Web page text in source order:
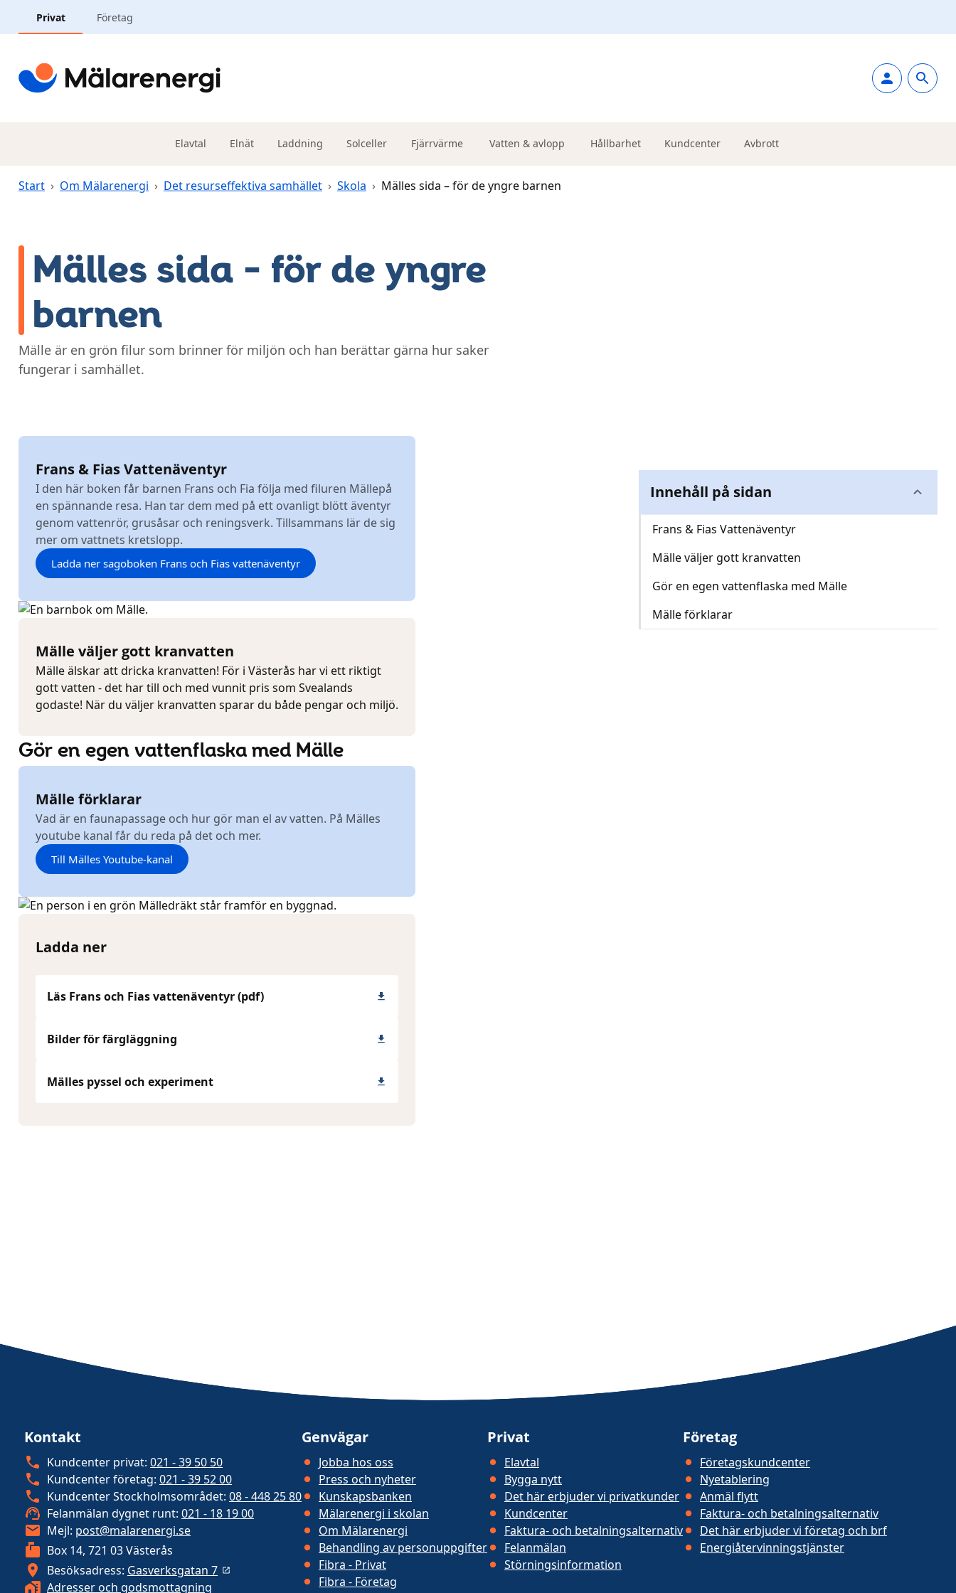
Privat Företag
Elavtal Elnät Laddning Solceller Fjärrvärme Vatten & avlopp Hållbarhet Kundcenter Avbrott
Start › Om Mälarenergi › Det resurseffektiva samhället › Skola › Mälles sida – för de yngre barnen
Mälles sida – för de yngre
barnen
Mälle är en grön filur som brinner för miljön och han berättar gärna hur saker
fungerar i samhället.
Innehåll på sidan
Frans & Fias Vattenäventyr
Mälle väljer gott kranvatten
Gör en egen vattenflaska med Mälle
Mälle förklarar
Frans & Fias Vattenäventyr
I den här boken får barnen Frans och Fia följa med filuren Mällepå
en spännande resa. Han tar dem med på ett ovanligt blött äventyr
genom vattenrör, grusåsar och reningsverk. Tillsammans lär de sig
mer om vattnets kretslopp.
Ladda ner sagoboken Frans och Fias vattenäventyr
Mälle väljer gott kranvatten
Mälle älskar att dricka kranvatten! För i Västerås har vi ett riktigt
gott vatten - det har till och med vunnit pris som Svealands
godaste! När du väljer kranvatten sparar du både pengar och miljö.
Gör en egen vattenflaska med Mälle
Mälle förklarar
Vad är en faunapassage och hur gör man el av vatten. På Mälles
youtube kanal får du reda på det och mer.
Till Mälles Youtube-kanal
Ladda ner
Läs Frans och Fias vattenäventyr (pdf)
Bilder för färgläggning
Mälles pyssel och experiment
Kontakt
Kundcenter privat: 021 - 39 50 50
Kundcenter företag: 021 - 39 52 00
Kundcenter Stockholmsområdet: 08 - 448 25 80
Felanmälan dygnet runt: 021 - 18 19 00
Mejl: post@malarenergi.se
Box 14, 721 03 Västerås
Besöksadress: Gasverksgatan 7
Adresser och godsmottagning
Genvägar
Jobba hos oss
Press och nyheter
Kunskapsbanken
Mälarenergi i skolan
Om Mälarenergi
Behandling av personuppgifter
Fibra - Privat
Fibra - Företag
Privat
Elavtal
Bygga nytt
Det här erbjuder vi privatkunder
Kundcenter
Faktura- och betalningsalternativ
Felanmälan
Störningsinformation
Företag
Företagskundcenter
Nyetablering
Anmäl flytt
Faktura- och betalningsalternativ
Det här erbjuder vi företag och brf
Energiåtervinningstjänster